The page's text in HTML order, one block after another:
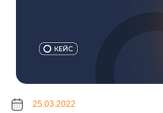
25.03.2022